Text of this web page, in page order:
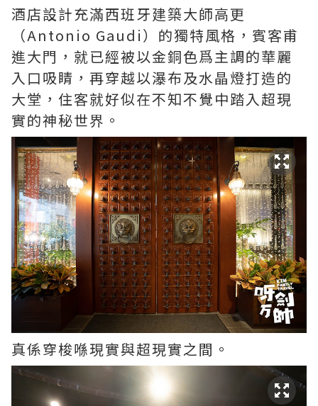
酒店設計充滿西班牙建築大師高更
（Antonio Gaudi）的獨特風格，賓客甫
進大門，就已經被以金銅色爲主調的華麗
入口吸睛，再穿越以瀑布及水晶燈打造的
大堂，住客就好似在不知不覺中踏入超現
實的神秘世界。
真係穿梭喺現實與超現實之間。